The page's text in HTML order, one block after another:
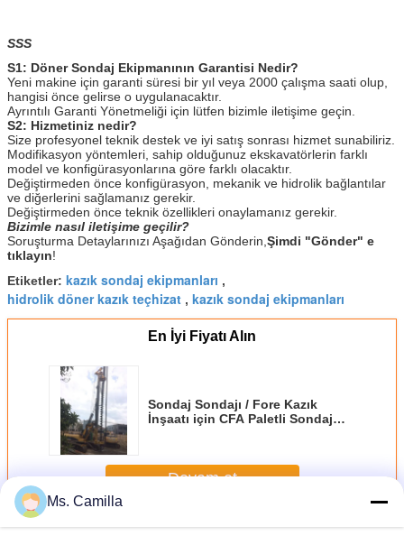
SSS
S1: Döner Sondaj Ekipmanının Garantisi Nedir?
Yeni makine için garanti süresi bir yıl veya 2000 çalışma saati olup,
hangisi önce gelirse o uygulanacaktır.
Ayrıntılı Garanti Yönetmeliği için lütfen bizimle iletişime geçin.
S2: Hizmetiniz nedir?
Size profesyonel teknik destek ve iyi satış sonrası hizmet sunabiliriz.
Modifikasyon yöntemleri, sahip olduğunuz ekskavatörlerin farklı
model ve konfigürasyonlarına göre farklı olacaktır.
Değiştirmeden önce konfigürasyon, mekanik ve hidrolik bağlantılar
ve diğerlerini sağlamanız gerekir.
Değiştirmeden önce teknik özellikleri onaylamanız gerekir.
Bizimle nasıl iletişime geçilir?
Soruşturma Detaylarınızı Aşağıdan Gönderin,Şimdi "Gönder" e
tıklayın!
Etiketler: kazık sondaj ekipmanları ,
hidrolik döner kazık teçhizat , kazık sondaj ekipmanları
En İyi Fiyatı Alın
Sondaj Sondajı / Fore Kazık
İnşaatı için CFA Paletli Sondaj
Devam et
DahaDöner kazık teçhizat
Ms. Camilla